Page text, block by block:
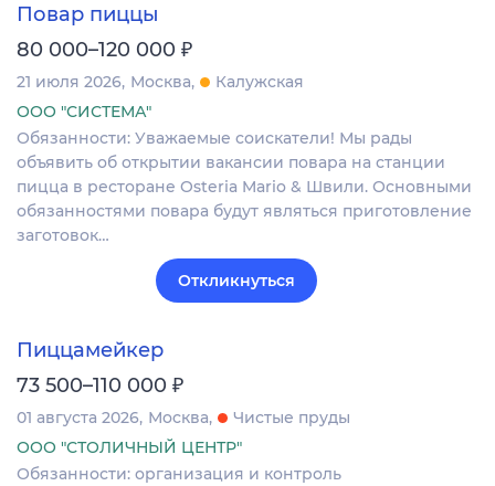
Повар пиццы
80 000–120 000 ₽
21 июля 2026 Москва
Калужская
ООО "СИСТЕМА"
Обязанности: Уважаемые соискатели! Мы рады
объявить об открытии вакансии повара на станции
пицца в ресторане Osteria Mario & Швили. Основными
обязанностями повара будут являться приготовление
заготовок…
Откликнуться
Пиццамейкер
73 500–110 000 ₽
01 августа 2026 Москва
Чистые пруды
ООО "СТОЛИЧНЫЙ ЦЕНТР"
Обязанности: организация и контроль